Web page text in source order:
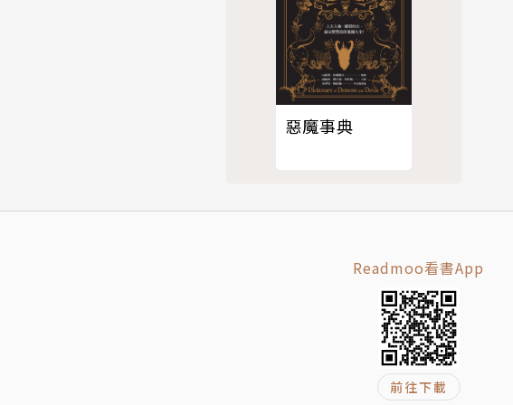
以及合著小說《華麗島
惡魔事典
Readmoo看書App
前往下載